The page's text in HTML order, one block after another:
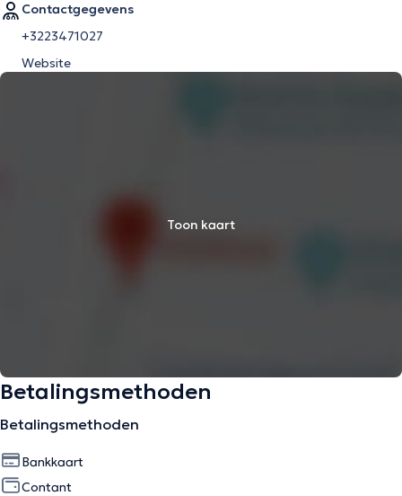
Contactgegevens
+3223471027
Website
Toon kaart
Betalingsmethoden
Betalingsmethoden
Bankkaart
Contant